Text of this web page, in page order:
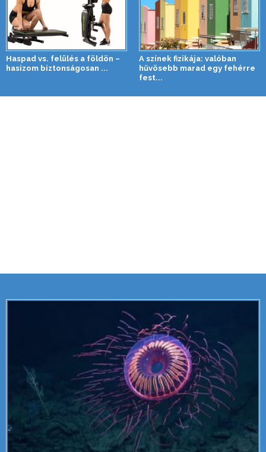
Haspad vs. felülés a földön –
hasizom biztonságosan ...
A színek fizikája: valóban
hűvösebb marad egy fehérre
fest...